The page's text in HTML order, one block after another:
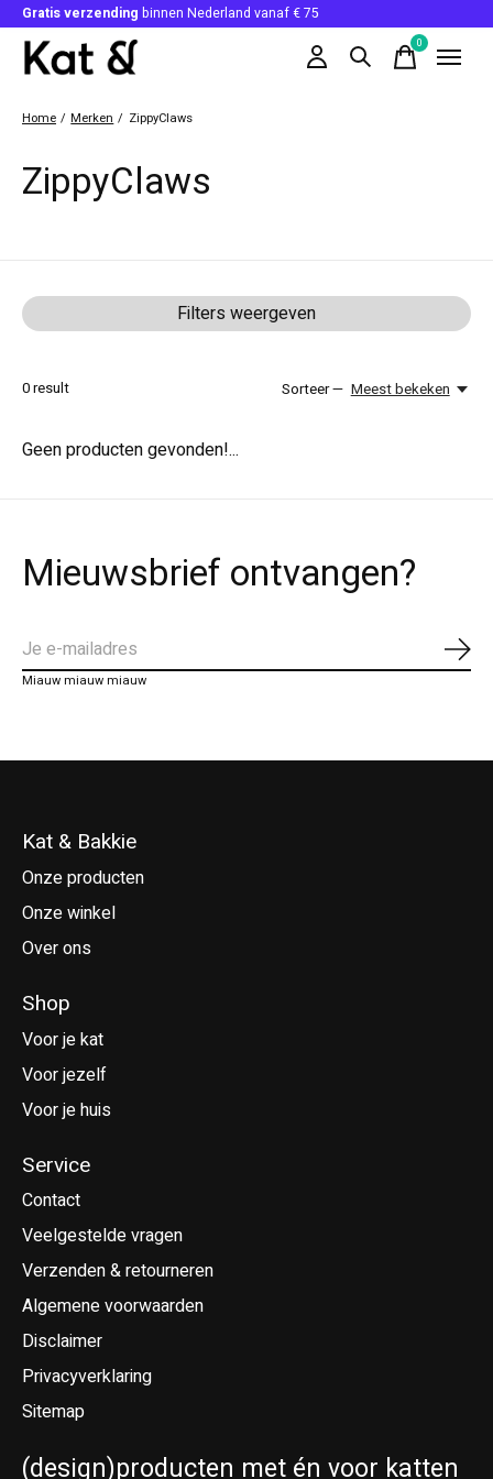
Gratis verzending binnen Nederland vanaf € 75
0items
Home / Merken / ZippyClaws
ZippyClaws
Filters weergeven
0result Sorteer — Meest bekeken
Geen producten gevonden!...
Mieuwsbrief ontvangen?
Miauw miauw miauw
Kat & Bakkie
Onze producten
Onze winkel
Over ons
Shop
Voor je kat
Voor jezelf
Voor je huis
Service
Contact
Veelgestelde vragen
Verzenden & retourneren
Algemene voorwaarden
Disclaimer
Privacyverklaring
Sitemap
(design)producten met én voor katten